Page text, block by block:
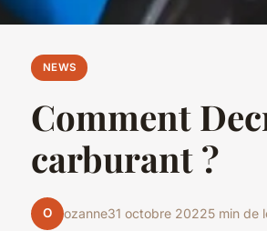
NEWS
Comment
carburant ?
O ozanne31 octobre 20225 min de